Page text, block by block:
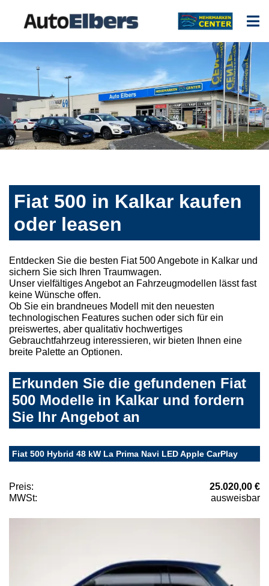
Fiat 500 in Kalkar kaufen
oder leasen
Entdecken Sie die besten Fiat 500 Angebote in Kalkar und
sichern Sie sich Ihren Traumwagen.
Unser vielfältiges Angebot an Fahrzeugmodellen lässt fast
keine Wünsche offen.
Ob Sie ein brandneues Modell mit den neuesten
technologischen Features suchen oder sich für ein
preiswertes, aber qualitativ hochwertiges
Gebrauchtfahrzeug interessieren, wir bieten Ihnen eine
breite Palette an Optionen.
Erkunden Sie die gefundenen Fiat
500 Modelle in Kalkar und fordern
Sie Ihr Angebot an
Fiat 500 Hybrid 48 kW La Prima Navi LED Apple CarPlay
Preis:
25.020,00 €
MWSt:
ausweisbar